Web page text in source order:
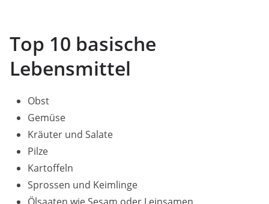
Top 10 basische
Lebensmittel
Obst
Gemüse
Kräuter und Salate
Pilze
Kartoffeln
Sprossen und Keimlinge